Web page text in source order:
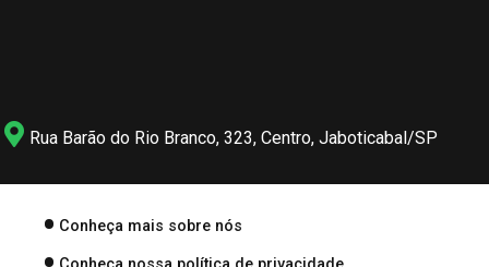
Rua Barão do Rio Branco, 323, Centro, Jaboticabal/SP
Conheça mais sobre nós